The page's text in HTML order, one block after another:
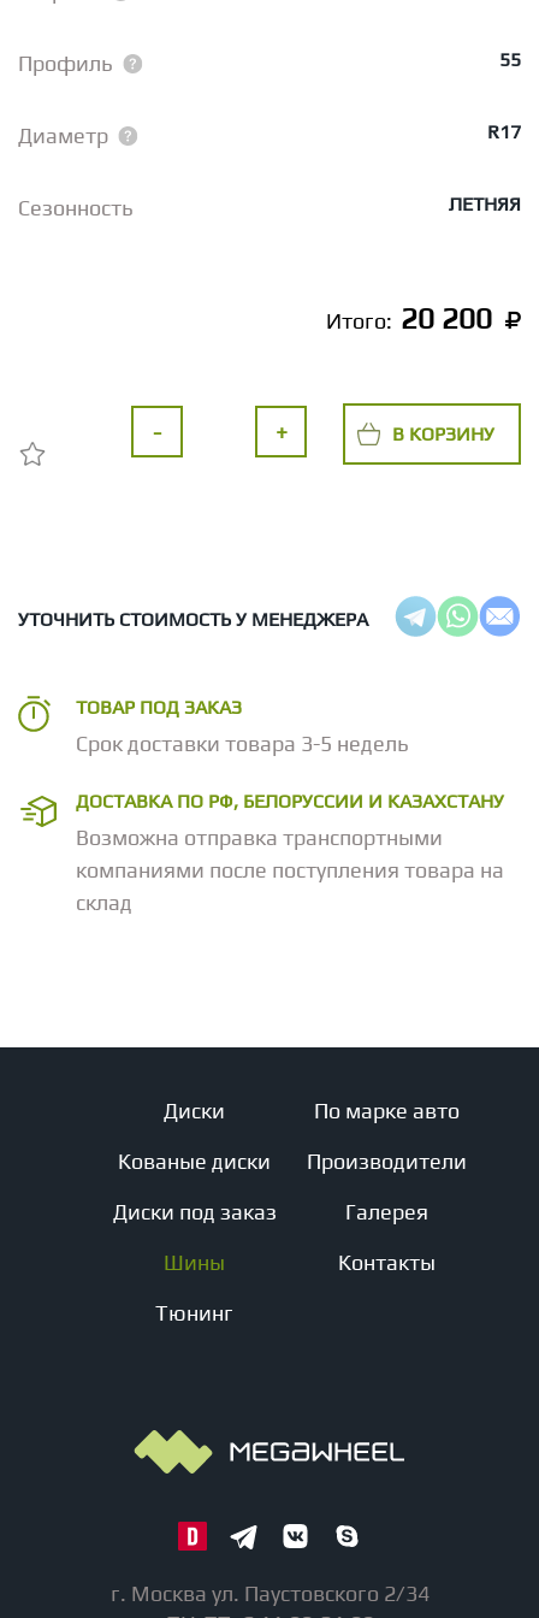
Профиль 55
Диаметр R17
Сезонность ЛЕТНЯЯ
Итого: 20 200
- + В КОРЗИНУ
УТОЧНИТЬ СТОИМОСТЬ У МЕНЕДЖЕРА
ТОВАР ПОД ЗАКАЗ
Срок доставки товара 3-5 недель
ДОСТАВКА ПО РФ, БЕЛОРУССИИ И КАЗАХСТАНУ
Возможна отправка транспортными
компаниями после поступления товара на
склад
Диски
Кованые диски
Диски под заказ
Шины
Тюнинг
По марке авто
Производители
Галерея
Контакты
г. Москва ул. Паустовского 2/34